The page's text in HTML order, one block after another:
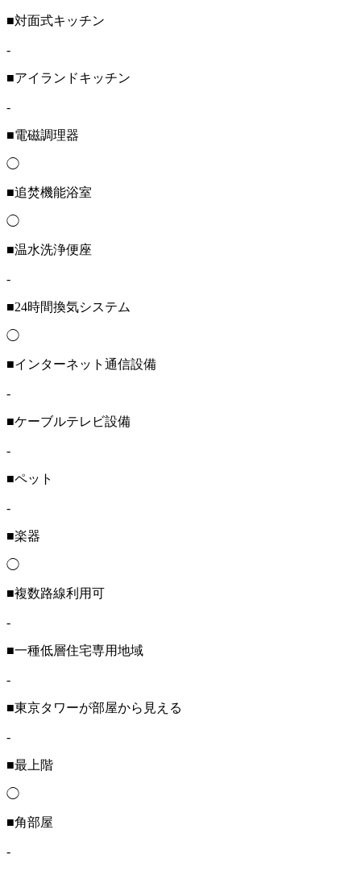
■対面式キッチン
-
■アイランドキッチン
-
■電磁調理器
◯
■追焚機能浴室
◯
■温水洗浄便座
-
■24時間換気システム
◯
■インターネット通信設備
-
■ケーブルテレビ設備
-
■ペット
-
■楽器
◯
■複数路線利用可
-
■一種低層住宅専用地域
-
■東京タワーが部屋から見える
-
■最上階
◯
■角部屋
-